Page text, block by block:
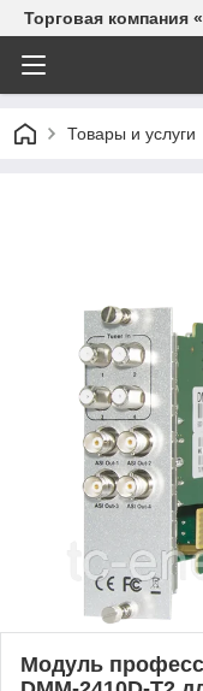
Торговая компания
Товары и услуги
Модуль